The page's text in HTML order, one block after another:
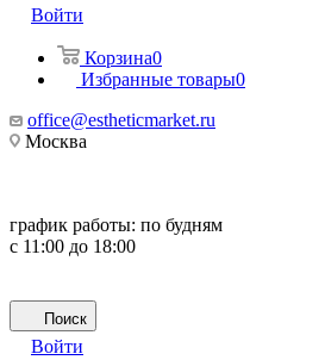
Войти
Корзина0
Избранные товары0
office@estheticmarket.ru
Москва
график работы: по будням
с 11:00 до 18:00
Поиск
Войти